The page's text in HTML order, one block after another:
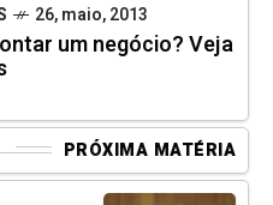
26, maio, 2013
um negócio? Veja
PRÓXIMA MATÉRIA